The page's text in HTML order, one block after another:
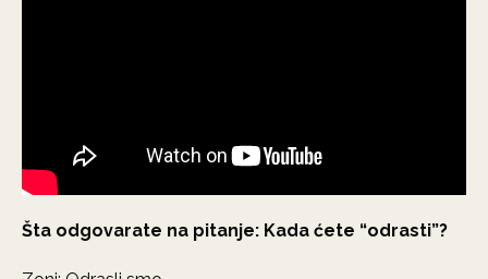
Šta odgovarate na pitanje: Kada ćete “odrasti”?